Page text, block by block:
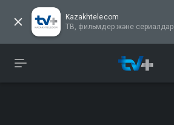
Kazakhtelecom
ТВ, фильмдер және сериалдар